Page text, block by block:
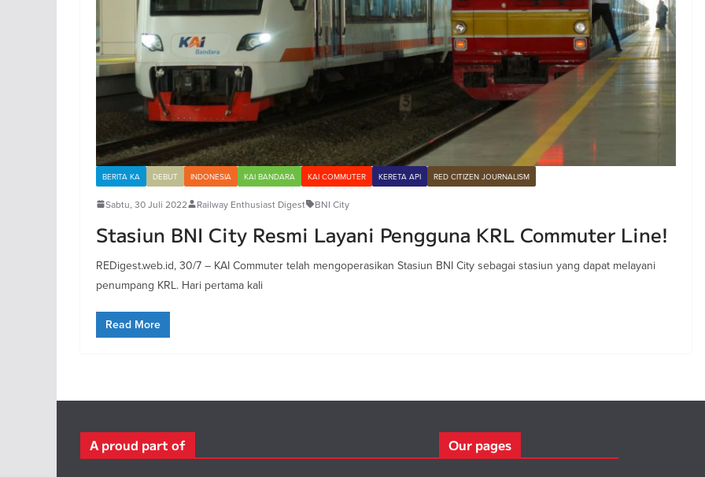
BERITA KA DEBUT INDONESIA KAI BANDARA KAI COMMUTER KERETA API RED CITIZEN JOURNALISM
Sabtu, 30 Juli 2022 Railway Enthusiast Digest BNI City
Stasiun BNI City Resmi Layani Pengguna KRL Commuter Line!
REDigest.web.id, 30/7 – KAI Commuter telah mengoperasikan Stasiun BNI City sebagai stasiun yang dapat melayani
penumpang KRL. Hari pertama kali
Read More
A proud part of Our pages